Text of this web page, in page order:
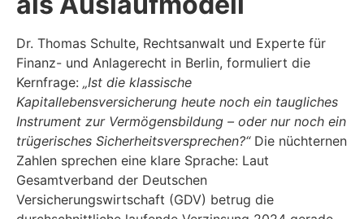
Dr. Thomas Schulte, Rechtsanwalt und Experte für
Finanz- und Anlagerecht in Berlin, formuliert die
Kernfrage: „Ist die klassische
Kapitallebensversicherung heute noch ein taugliches
Instrument zur Vermögensbildung – oder nur noch ein
trügerisches Sicherheitsversprechen?“Die nüchternen
Zahlen sprechen eine klare Sprache: Laut
Gesamtverband der Deutschen
Versicherungswirtschaft (GDV) betrug die